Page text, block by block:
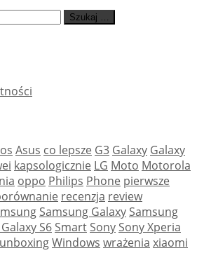
Szukaj …
Asus co lepsze G3 Galaxy Galaxy
kapsologicznie LG Moto Motorola
oppo Philips Phone pierwsze
recenzja review
Samsung Galaxy Samsung
S6 Smart Sony Sony Xperia
unboxingWindows wrażenia xiaomi